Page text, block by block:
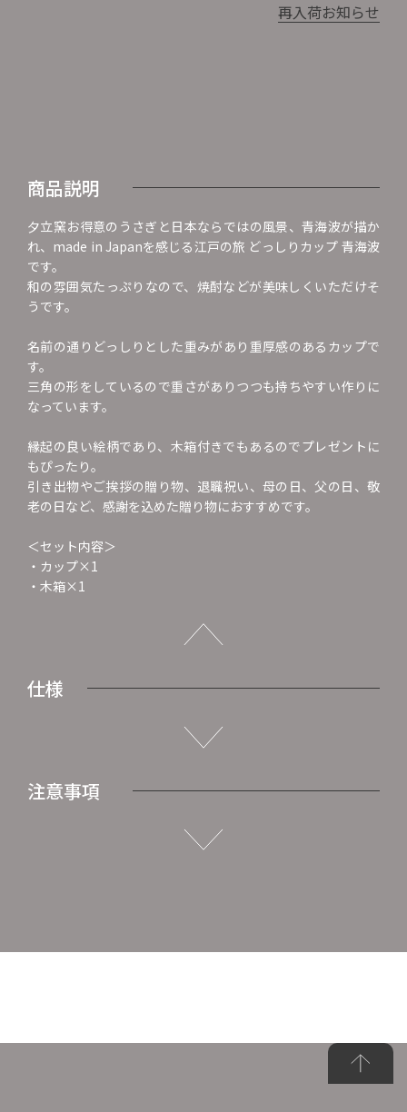
再入荷お知らせ
商品説明
夕立窯お得意のうさぎと日本ならではの風景、青海波が描か
れ、made in Japanを感じる江戸の旅 どっしりカップ 青海波
です。
和の雰囲気たっぷりなので、焼酎などが美味しくいただけそ
うです。
名前の通りどっしりとした重みがあり重厚感のあるカップで
す。
三角の形をしているので重さがありつつも持ちやすい作りに
なっています。
縁起の良い絵柄であり、木箱付きでもあるのでプレゼントに
もぴったり。
引き出物やご挨拶の贈り物、退職祝い、母の日、父の日、敬
老の日など、感謝を込めた贈り物におすすめです。
＜セット内容＞
・カップ×1
・木箱×1
仕様
注意事項